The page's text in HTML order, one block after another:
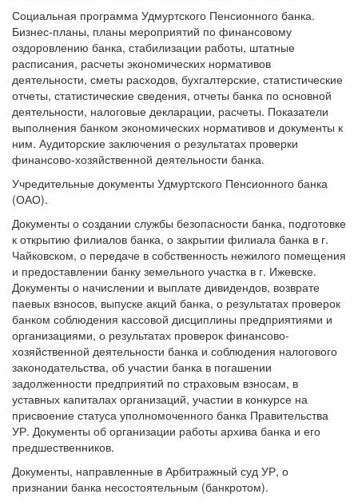
Социальная программа Удмуртского Пенсионного банка.
Бизнес-планы, планы мероприятий по финансовому
оздоровлению банка, стабилизации работы, штатные
расписания, расчеты экономических нормативов
деятельности, сметы расходов, бухгалтерские, статистические
отчеты, статистические сведения, отчеты банка по основной
деятельности, налоговые декларации, расчеты. Показатели
выполнения банком экономических нормативов и документы к
ним. Аудиторские заключения о результатах проверки
финансово-хозяйственной деятельности банка.
Учредительные документы Удмуртского Пенсионного банка
(ОАО).
Документы о создании службы безопасности банка, подготовке
к открытию филиалов банка, о закрытии филиала банка в г.
Чайковском, о передаче в собственность нежилого помещения
и предоставлении банку земельного участка в г. Ижевске.
Документы о начислении и выплате дивидендов, возврате
паевых взносов, выпуске акций банка, о результатах проверок
банком соблюдения кассовой дисциплины предприятиями и
организациями, о результатах проверок финансово-
хозяйственной деятельности банка и соблюдения налогового
законодательства, об участии банка в погашении
задолженности предприятий по страховым взносам, в
уставных капиталах организаций, участии в конкурсе на
присвоение статуса уполномоченного банка Правительства
УР. Документы об организации работы архива банка и его
предшественников.
Документы, направленные в Арбитражный суд УР, о
признании банка несостоятельным (банкротом).